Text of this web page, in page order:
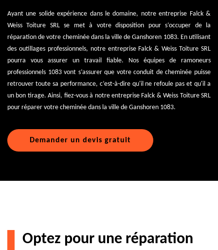
Ayant une solide expérience dans le domaine, notre entreprise Falck &
Weiss Toiture SRL se met à votre disposition pour s’occuper de la
réparation de votre cheminée dans la ville de Ganshoren 1083. En utilisant
des outillages professionnels, notre entreprise Falck & Weiss Toiture SRL
pourra vous assurer un travail fiable. Nos équipes de ramoneurs
professionnels 1083 vont s’assurer que votre conduit de cheminée puisse
retrouver toute sa performance, c’est-à-dire qu'il ne refoule pas et qu'il a
un bon tirage. Ainsi, fiez-vous à notre entreprise Falck & Weiss Toiture SRL
pour réparer votre cheminée dans la ville de Ganshoren 1083.
Demander un devis gratuit
Optez pour une réparation